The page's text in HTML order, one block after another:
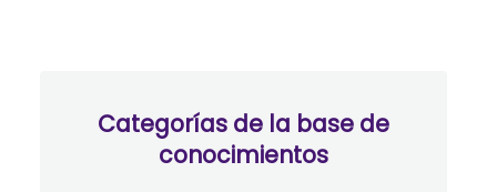
Categorías de la base de
conocimientos